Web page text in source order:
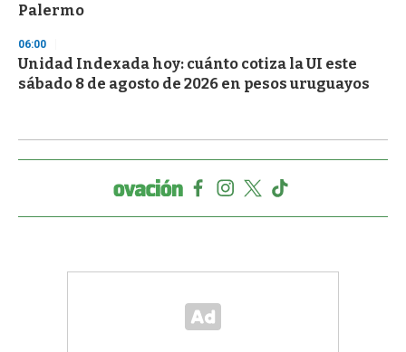
Palermo
06:00
Unidad Indexada hoy: cuánto cotiza la UI este
sábado 8 de agosto de 2026 en pesos uruguayos